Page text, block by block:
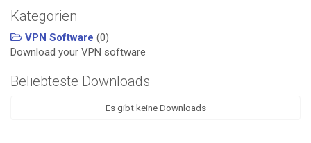
Kategorien
VPN Software (0)
Download your VPN software
Beliebteste Downloads
Es gibt keine Downloads